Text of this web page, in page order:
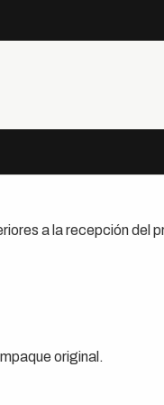
a la recepción del
original.